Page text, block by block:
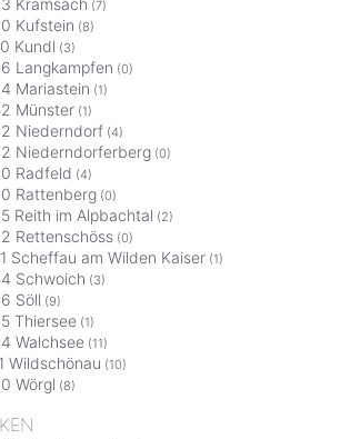
(7)
Kufstein (8)
Kundl (3)
Langkampfen (0)
Mariastein (1)
Münster (1)
Niederndorf (4)
Niederndorferberg (0)
Radfeld (4)
Rattenberg (0)
Reith im Alpbachtal (2)
Rettenschöss (0)
Scheffau am Wilden Kaiser (1)
Schwoich (3)
Söll (9)
Thiersee (1)
Walchsee (11)
Wildschönau (10)
Wörgl (8)